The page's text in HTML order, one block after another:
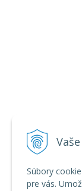
Súbory
pre vás.